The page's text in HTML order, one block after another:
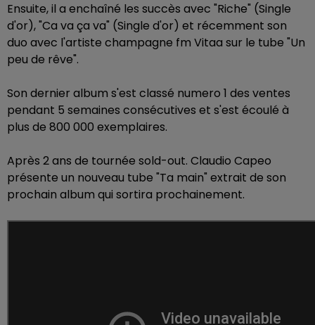
Ensuite, il a enchaîné les succès avec "Riche" (Single
d'or), "Ca va ça va" (Single d'or) et récemment son
duo avec l'artiste champagne fm Vitaa sur le tube "Un
peu de rêve".
Son dernier album s'est classé numero 1 des ventes
pendant 5 semaines consécutives et s'est écoulé à
plus de 800 000 exemplaires.
Après 2 ans de tournée sold-out. Claudio Capeo
présente un nouveau tube "Ta main" extrait de son
prochain album qui sortira prochainement.